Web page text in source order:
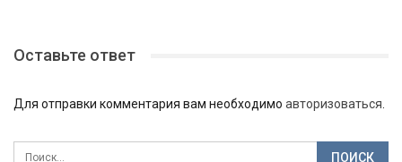
Оставьте ответ
Для отправки комментария вам необходимо авторизоваться